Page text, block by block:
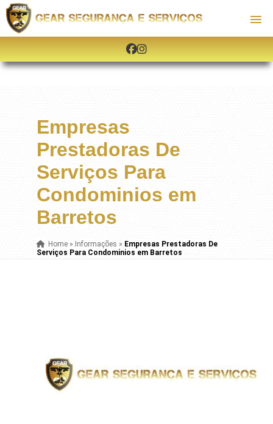
Empresas
Prestadoras De
Serviços Para
Condominios em
Barretos
Home» Informações » Empresas Prestadoras De
Serviços Para Condominios em Barretos